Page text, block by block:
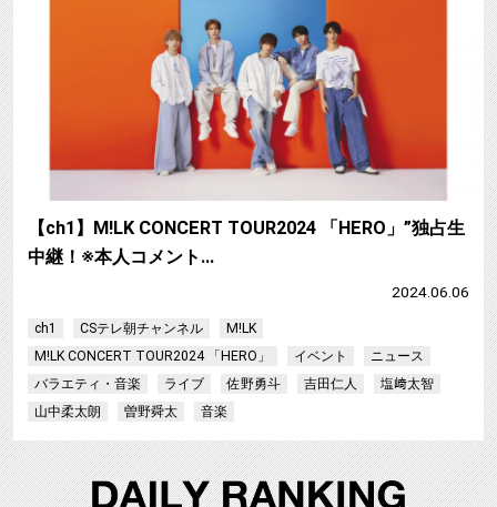
【ch1】M!LK CONCERT TOUR2024 「HERO」”独占生
中継！※本人コメント…
2024.06.06
ch1 CSテレ朝チャンネル
M!LK
M!LK CONCERT TOUR2024 「HERO」
イベント
ニュース
バラエティ・音楽
ライブ 佐野勇斗 吉田仁人
塩﨑太智
山中柔太朗
曽野舜太 音楽